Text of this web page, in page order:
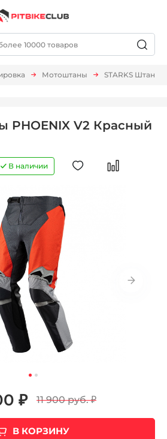
Мотоштаны STARKS Штаны
PHOENIX V2 Красный
В наличии
₽ 11 900 руб.₽
В КОРЗИНУ